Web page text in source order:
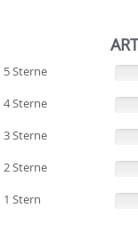
5 Sterne
4 Sterne
3 Sterne
2 Sterne
1 Stern